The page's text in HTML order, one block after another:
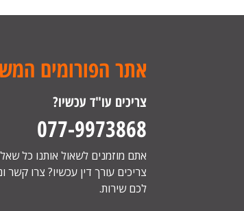
אתר הפורומים
צריכים עו"ד עכשיו?
077-9973868
אתם מוזמנים לשאול אותנו כל
צריכים עורך דין עכשיו? צרו קשר
לכם שירות.